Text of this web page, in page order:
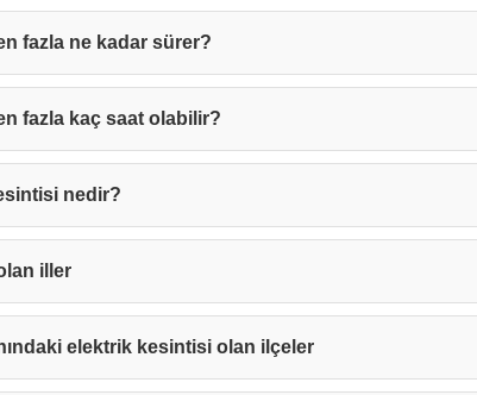
fazla ne kadar sürer?
fazla kaç saat olabilir?
nedir?
iller
elektrik kesintisi olan ilçeler